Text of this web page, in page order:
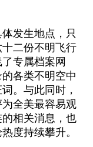
发生地点，只
二份不明飞行
专属档案网
各类不明空中
。与此同时，
全美最容易观
相关消息，也
度持续攀升。